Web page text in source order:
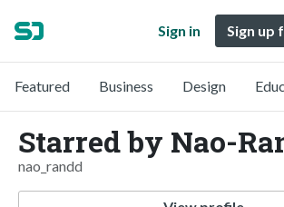
Sign in Sign up
Featured Business Design
Starred by Nao-
nao_randd